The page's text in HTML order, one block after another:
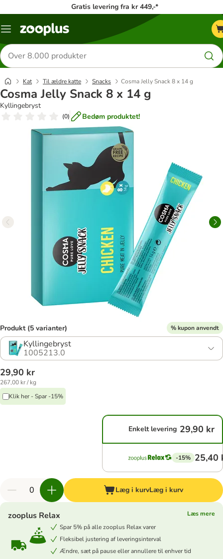
Gratis levering fra kr 449,-*
Menu
Søg
efter
produkter
Kat Til ældre katte Snacks Cosma Jelly Snack 8 x 14 g
Cosma Jelly Snack 8 x 14 g
Kyllingebryst
(0) Bedøm produktet!
Produkt (5 varianter) % kupon anvendt
Kyllingebryst
1005213.0
29,90 kr
267,00 kr / kg
Klik her - Spar -15%
Enkelt levering 29,90 kr
-15% 25,40
Læg i kurvLæg i kurv
zooplus Relax
Læs mere
Spar 5% på alle zooplus Relax varer
Fleksibel justering af leveringsinterval
Ændre, sæt på pause eller annullere til enhver tid